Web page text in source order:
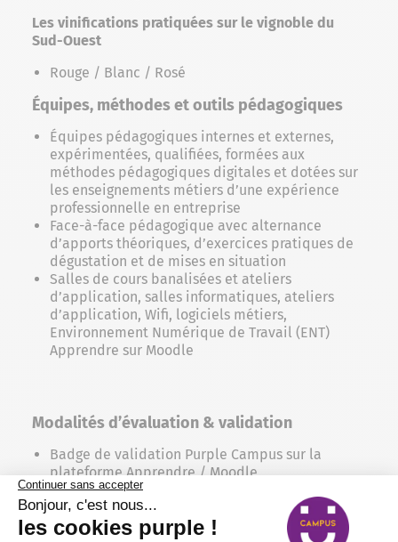
Les vinifications pratiquées sur le vignoble du
Sud-Ouest
Rouge / Blanc / Rosé
Équipes, méthodes et outils pédagogiques
Équipes pédagogiques internes et externes,
expérimentées, qualifiées, formées aux
méthodes pédagogiques digitales et dotées sur
les enseignements métiers d’une expérience
professionnelle en entreprise
Face-à-face pédagogique avec alternance
d’apports théoriques, d’exercices pratiques de
dégustation et de mises en situation
Salles de cours banalisées et ateliers
d’application, salles informatiques, ateliers
d’application, Wifi, logiciels métiers,
Environnement Numérique de Travail (ENT)
Apprendre sur Moodle
Modalités d’évaluation & validation
Badge de validation Purple Campus sur la
plateforme Apprendre / Moodle
Certificat de réalisation
Attestation de formation